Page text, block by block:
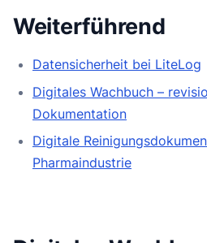
Weiterführend
Datensicherheit bei LiteLog
Digitales Wachbuch –
Dokumentation
Digitale
Pharmaindustrie